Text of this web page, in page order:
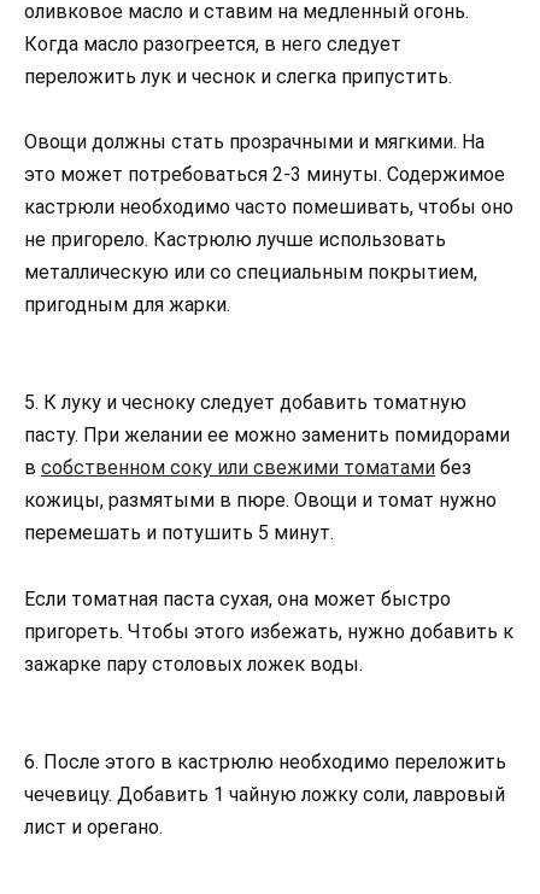
оливковое масло и ставим на медленный огонь.
Когда масло разогреется, в него следует
переложить лук и чеснок и слегка припустить.
Овощи должны стать прозрачными и мягкими. На
это может потребоваться 2-3 минуты. Содержимое
кастрюли необходимо часто помешивать, чтобы оно
не пригорело. Кастрюлю лучше использовать
металлическую или со специальным покрытием,
пригодным для жарки.
5. К луку и чесноку следует добавить томатную
пасту. При желании ее можно заменить помидорами
в собственном соку или свежими томатами без
кожицы, размятыми в пюре. Овощи и томат нужно
перемешать и потушить 5 минут.
Если томатная паста сухая, она может быстро
пригореть. Чтобы этого избежать, нужно добавить к
зажарке пару столовых ложек воды.
6. После этого в кастрюлю необходимо переложить
чечевицу. Добавить 1 чайную ложку соли, лавровый
лист и орегано.